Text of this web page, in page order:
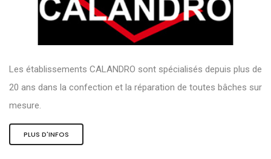
Les établissements CALANDRO sont spécialisés depuis plus de
20 ans dans la confection et la réparation de toutes bâches sur
mesure.
PLUS D'INFOS